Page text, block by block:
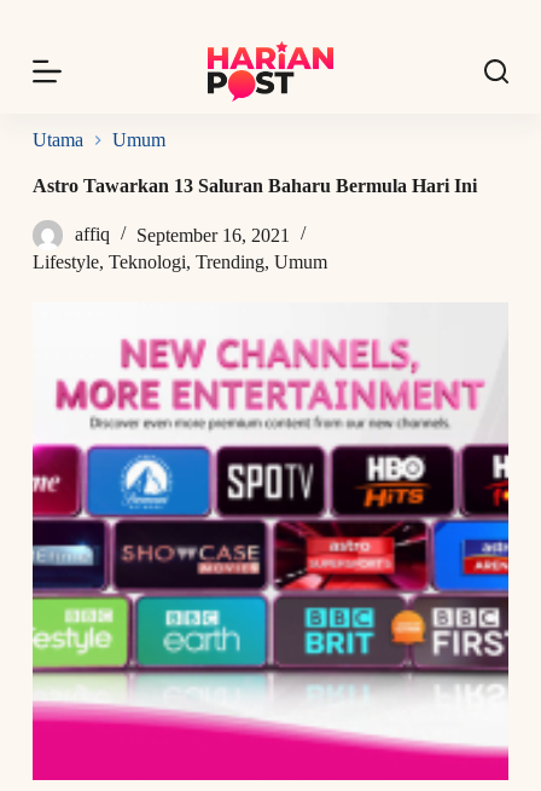
p
o
n
n
Utama Umum
Astro Tawarkan 13 Saluran Baharu Bermula Hari Ini
affiq
September 16, 2021
Lifestyle, Teknologi, Trending, Umum